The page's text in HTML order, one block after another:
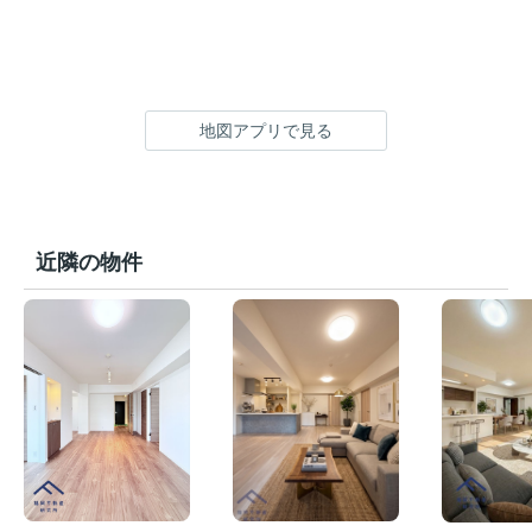
地図アプリで見る
近隣の物件